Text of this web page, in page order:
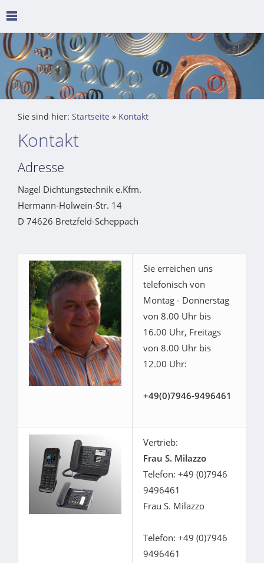
Sie sind hier: Startseite » Kontakt
Kontakt
Adresse
Nagel Dichtungstechnik e.Kfm.
Hermann-Holwein-Str. 14
D 74626 Bretzfeld-Scheppach
Sie erreichen uns
telefonisch von
Montag - Donnerstag
von 8.00 Uhr bis
16.00 Uhr, Freitags
von 8.00 Uhr bis
12.00 Uhr:
+49(0)7946-9496461
Vertrieb:
Frau S. Milazzo
Telefon: +49 (0)7946
9496461
Frau S. Milazzo
Telefon: +49 (0)7946
9496461